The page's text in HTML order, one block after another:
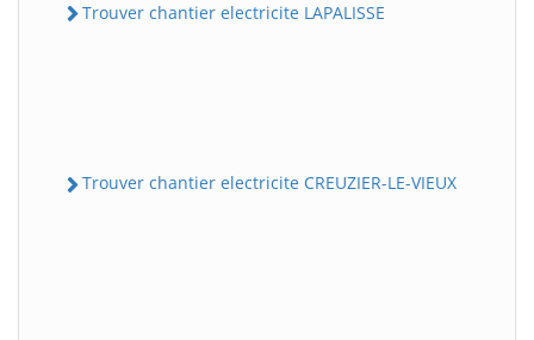
Trouver chantier electricite LAPALISSE
Trouver chantier electricite CREUZIER-LE-VIEUX